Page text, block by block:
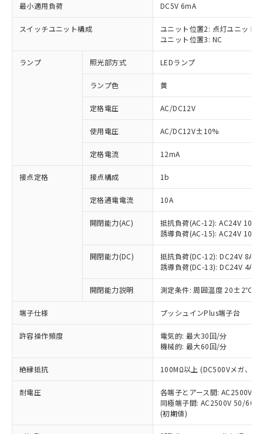
最小適用負荷 DC5V 6mA
スイッチユニット構成
ユニット位置2: 点灯ユニット
ユニット位置3: NC
ランプ 照光部方式 LEDランプ
ランプ色 黄
定格電圧 AC/DC12V
使用電圧 AC/DC12V±10%
定格電流 12mA
接点定格 接点構成 1b
定格通電電流 10A
開閉能力(AC)
抵抗負荷(AC-12): AC24V 10A/
誘導負荷(AC-15): AC24V
開閉能力(DC)
抵抗負荷(DC-12): DC24V 8A/
誘導負荷(DC-13): DC24V 4A/
開閉能力説明 測定条件: 周囲温度 20±2℃、
端子仕様 プッシュインPlus端子台
許容操作頻度
電気的: 最大30回/分
機械的: 最大60回/分
絶縁抵抗 100MΩ以上 (DC500Vメガ、点
耐電圧
各端子とアース間: AC2500V
同極端子間: AC2500V 50/
(初期値)
ご利用条件
以下の条件をお読みいただき、同意のうえ
ご利用ください。
本サービスは、当社制御機器事業取扱
商品の当社在庫状況および標準価格
(税抜)を提供させていただくもので
当社制御機器事業取扱商品の中には、
本サービスの対象外となる商品もある
ことをご了承ください。
在庫状況および標準価格照会結果は、
記載している更新日時点での社内デー
タに基づき作成されるものであり、閲
覧された時点での実際の在庫および標
準価格とは異なる場合があることをご
※1 対応状況
対応済み：EU RoHS指令（10物質）の
非含有に対応した製品が提供可能な商品で
対応予定：EU RoHS指令（10物質）の非含
有に対応した製品に切り替える予定のある
対応予定なし：EU RoHS指令（10物質）の
非含有に非対応の商品で、対応品を出す予
定はありません。
調査・確認中：EU RoHS指令（10物質）の
非含有の対応状況を調査中または確認中の
非該当品：ライセンス料など無形物で、有
害物質有無と関係のない商品です。
仕入先様の事情により、非含有部品として
いたものが、含有品と判明した場合などや
むを得ず変更することがあります。
鉛(Pb) 1000ppm以下、 水銀(Hg) 1000ppm以下、 カド
六価クロム(Cr(Ⅵ)) 1000ppm以下、ポリ臭化ビフェニル
類(PBB) 1000ppm以下、ポリ臭化ジフェニルエーテル類
(PBDE) 1000ppm以下、フタル酸ビス(2-エチルヘキシ
※1 中国RoHS○×表
「○」：最大均質材料含有率が中国RoHSの
基準値以下であることを示します。
「×」：最大均質材料含有率が中国RoHSの
基準値を超えていることを示します。
「－」：未確認です。当社販売部門へお問
い合わせください。
*中国RoHS10物質の基準値 (GB/T26572)：
Pb(鉛) :1000ppm、 Hg(水銀) : 1000ppm、 Cd(カドミウ
Cr(Ⅵ)(六価クロム) : 1000ppm、 PBBs(ポリ臭化ビフェ
当社は、これら貴社製品のうち、外国
為替および外国貿易法に定める商品
（以下｢規制貨物等」という）を輸出
国政府の輸出許可(または役務取引許
可)を取得するなどの必要な手続きを